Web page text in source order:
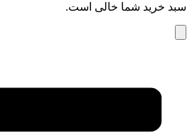
سبد خرید شما خالی است.